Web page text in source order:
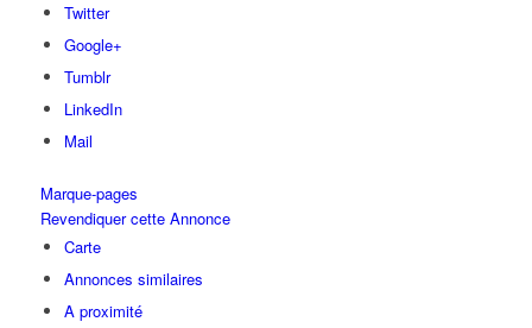
Twitter
Google+
Tumblr
LinkedIn
Mail
Marque-pages
Revendiquer cette Annonce
Carte
Annonces similaires
A proximité